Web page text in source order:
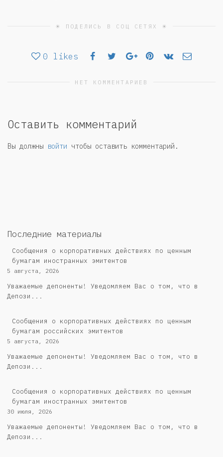
☀ ПОДЕЛИСЬ В СОЦ СЕТЯХ ☀
0 likes
НЕТ КОММЕНТАРИЕВ
Оставить комментарий
Вы должны войти чтобы оставить комментарий.
Последние материалы
Сообщения о корпоративных действиях по ценным
бумагам иностранных эмитентов
5 августа, 2026
Уважаемые депоненты! Уведомляем Вас о том, что в
Депози...
Cообщения о корпоративных действиях по ценным
бумагам российских эмитентов
5 августа, 2026
Уважаемые депоненты! Уведомляем Вас о том, что в
Депози...
Сообщения о корпоративных действиях по ценным
бумагам иностранных эмитентов
30 июля, 2026
Уважаемые депоненты! Уведомляем Вас о том, что в
Депози...